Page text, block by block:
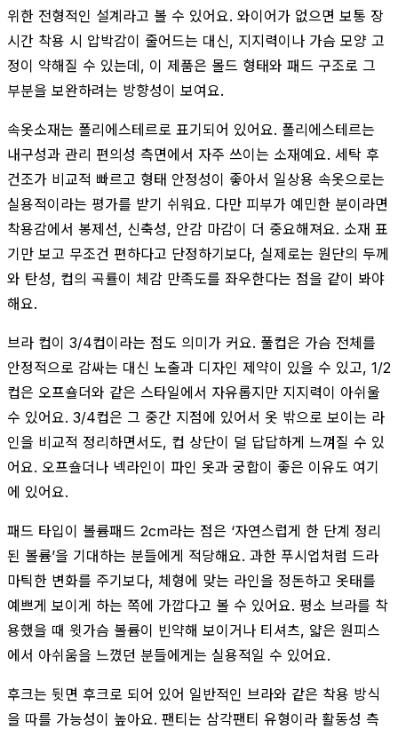
위한 전형적인 설계라고 볼 수 있어요. 와이어가 없으면 보통 장
시간 착용 시 압박감이 줄어드는 대신, 지지력이나 가슴 모양 고
정이 약해질 수 있는데, 이 제품은 몰드 형태와 패드 구조로 그
부분을 보완하려는 방향성이 보여요.
속옷소재는 폴리에스테르로 표기되어 있어요. 폴리에스테르는
내구성과 관리 편의성 측면에서 자주 쓰이는 소재예요. 세탁 후
건조가 비교적 빠르고 형태 안정성이 좋아서 일상용 속옷으로는
실용적이라는 평가를 받기 쉬워요. 다만 피부가 예민한 분이라면
착용감에서 봉제선, 신축성, 안감 마감이 더 중요해져요. 소재 표
기만 보고 무조건 편하다고 단정하기보다, 실제로는 원단의 두께
와 탄성, 컵의 곡률이 체감 만족도를 좌우한다는 점을 같이 봐야
해요.
브라 컵이 3/4컵이라는 점도 의미가 커요. 풀컵은 가슴 전체를
안정적으로 감싸는 대신 노출과 디자인 제약이 있을 수 있고, 1/2
컵은 오프숄더와 같은 스타일에서 자유롭지만 지지력이 아쉬울
수 있어요. 3/4컵은 그 중간 지점에 있어서 옷 밖으로 보이는 라
인을 비교적 정리하면서도, 컵 상단이 덜 답답하게 느껴질 수 있
어요. 오프숄더나 넥라인이 파인 옷과 궁합이 좋은 이유도 여기
에 있어요.
패드 타입이 볼륨패드 2cm라는 점은 ‘자연스럽게 한 단계 정리
된 볼륨’을 기대하는 분들에게 적당해요. 과한 푸시업처럼 드라
마틱한 변화를 주기보다, 체형에 맞는 라인을 정돈하고 옷태를
예쁘게 보이게 하는 쪽에 가깝다고 볼 수 있어요. 평소 브라를 착
용했을 때 윗가슴 볼륨이 빈약해 보이거나 티셔츠, 얇은 원피스
에서 아쉬움을 느꼈던 분들에게는 실용적일 수 있어요.
후크는 뒷면 후크로 되어 있어 일반적인 브라와 같은 착용 방식
을 따를 가능성이 높아요. 팬티는 삼각팬티 유형이라 활동성 측